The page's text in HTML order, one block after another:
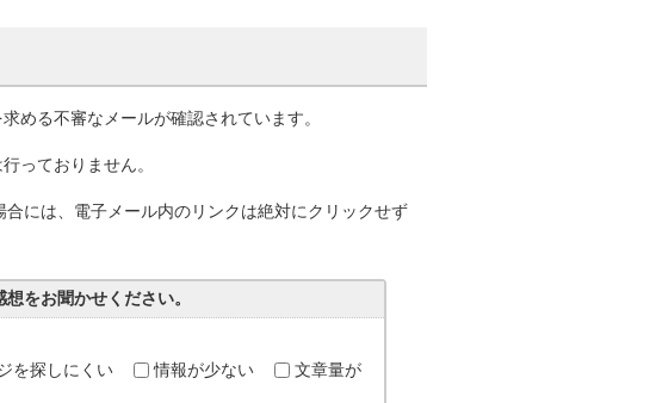
める不審なメールが確認されています。
っておりません。
には、電子メール内のリンクは絶対にクリックせず
をお聞かせください。
を探しにくい 情報が少ない
文章量が